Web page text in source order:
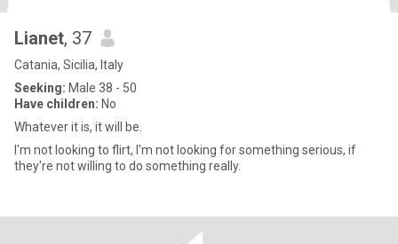
Lianet, 37
Catania, Sicilia, Italy
Seeking: Male 38 - 50
Have children: No
Whatever it is, it will be.
I'm not looking to flirt, I'm not looking for something serious, if
they're not willing to do something really.